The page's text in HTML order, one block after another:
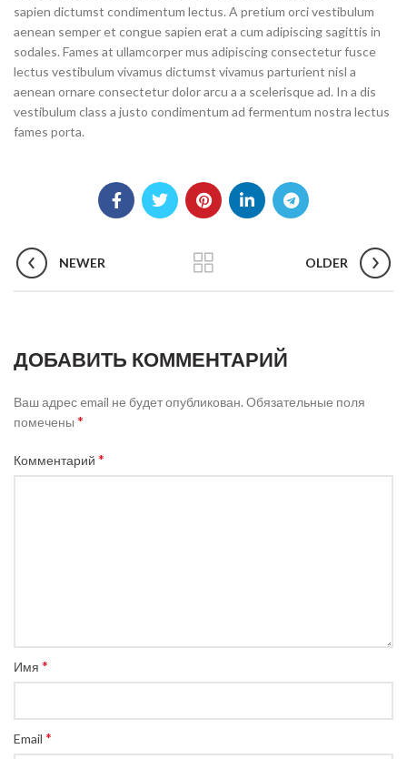
sapien dictumst condimentum lectus. A pretium orci vestibulum
aenean semper et congue sapien erat a cum adipiscing sagittis in
sodales. Fames at ullamcorper mus adipiscing consectetur fusce
lectus vestibulum vivamus dictumst vivamus parturient nisl a
aenean ornare consectetur dolor arcu a a scelerisque ad. In a dis
vestibulum class a justo condimentum ad fermentum nostra lectus
fames porta.
NEWER OLDER
ДОБАВИТЬ КОММЕНТАРИЙ
Ваш адрес email не будет опубликован. Обязательные поля
помечены *
Комментарий *
Имя *
Email *